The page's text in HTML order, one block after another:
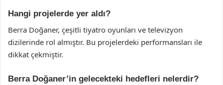
Hangi projelerde yer aldı?
Berra Doğaner, çeşitli tiyatro oyunları ve televizyon
dizilerinde rol almıştır. Bu projelerdeki performansları ile
dikkat çekmiştir.
Berra Doğaner’in gelecekteki hedefleri nelerdir?